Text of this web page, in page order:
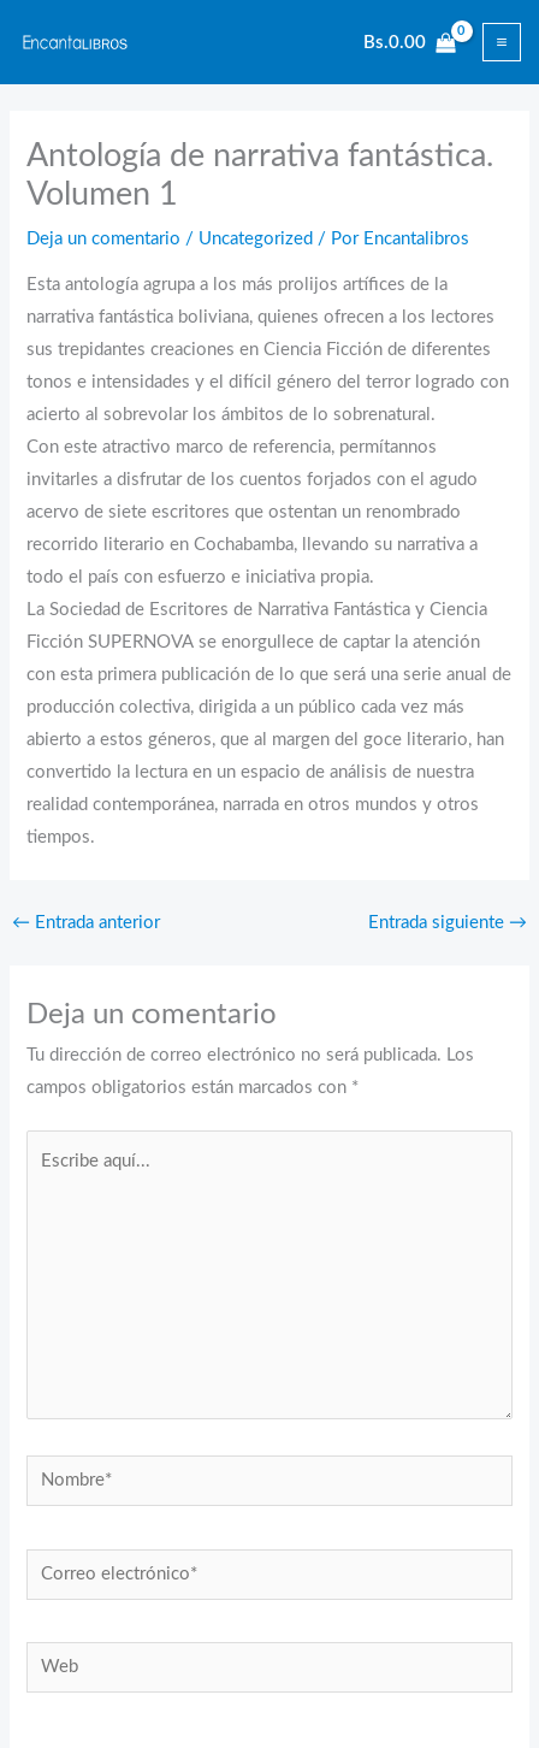
contenido
Bs.0.00
Antología de narrativa fantástica.
Volumen 1
Deja un comentario / Uncategorized / Por Encantalibros
Esta antología agrupa a los más prolijos artífices de la
narrativa fantástica boliviana, quienes ofrecen a los lectores
sus trepidantes creaciones en Ciencia Ficción de diferentes
tonos e intensidades y el difícil género del terror logrado con
acierto al sobrevolar los ámbitos de lo sobrenatural.
Con este atractivo marco de referencia, permítannos
invitarles a disfrutar de los cuentos forjados con el agudo
acervo de siete escritores que ostentan un renombrado
recorrido literario en Cochabamba, llevando su narrativa a
todo el país con esfuerzo e iniciativa propia.
La Sociedad de Escritores de Narrativa Fantástica y Ciencia
Ficción SUPERNOVA se enorgullece de captar la atención
con esta primera publicación de lo que será una serie anual de
producción colectiva, dirigida a un público cada vez más
abierto a estos géneros, que al margen del goce literario, han
convertido la lectura en un espacio de análisis de nuestra
realidad contemporánea, narrada en otros mundos y otros
tiempos.
← Entrada anterior Entrada siguiente →
Deja un comentario
Tu dirección de correo electrónico no será publicada. Los
campos obligatorios están marcados con *
Nombre*
Correo
electrónico*
Web